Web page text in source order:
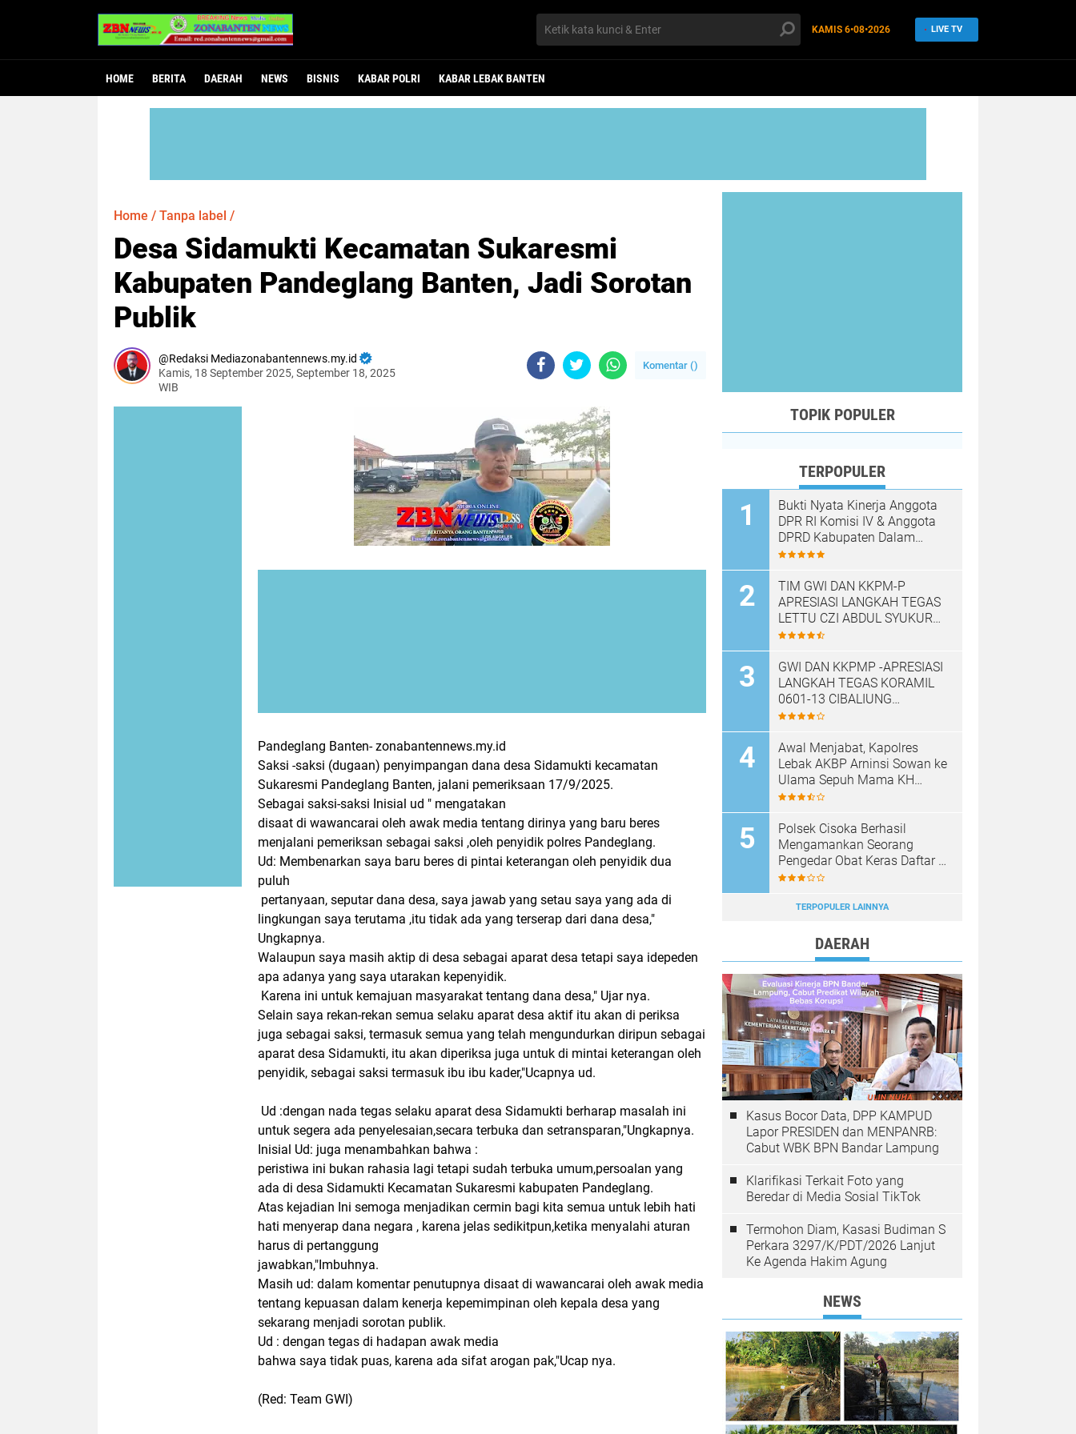
KAMIS 6•08•2026 LIVE TV
HOME BERITA DAERAH NEWS BISNIS KABAR POLRI KABAR LEBAK BANTEN
Home / Tanpa label /
Desa Sidamukti Kecamatan Sukaresmi
Kabupaten Pandeglang Banten, Jadi Sorotan
Publik
Redaksi Mediazonabantennews.my.id
Kamis, 18 September 2025, September 18, 2025
WIB
Komentar ()
Pandeglang Banten- zonabantennews.my.id
Saksi -saksi (dugaan) penyimpangan dana desa Sidamukti kecamatan
Sukaresmi Pandeglang Banten, jalani pemeriksaan 17/9/2025.
Sebagai saksi-saksi Inisial ud " mengatakan
disaat di wawancarai oleh awak media tentang dirinya yang baru beres
menjalani pemeriksan sebagai saksi ,oleh penyidik polres Pandeglang.
Ud: Membenarkan saya baru beres di pintai keterangan oleh penyidik dua
puluh
pertanyaan, seputar dana desa, saya jawab yang setau saya yang ada di
lingkungan saya terutama ,itu tidak ada yang terserap dari dana desa,"
Ungkapnya.
Walaupun saya masih aktip di desa sebagai aparat desa tetapi saya idepeden
apa adanya yang saya utarakan kepenyidik.
Karena ini untuk kemajuan masyarakat tentang dana desa," Ujar nya.
Selain saya rekan-rekan semua selaku aparat desa aktif itu akan di periksa
juga sebagai saksi, termasuk semua yang telah mengundurkan diripun sebagai
aparat desa Sidamukti, itu akan diperiksa juga untuk di mintai keterangan oleh
penyidik, sebagai saksi termasuk ibu ibu kader,"Ucapnya ud.
Ud :dengan nada tegas selaku aparat desa Sidamukti berharap masalah ini
untuk segera ada penyelesaian,secara terbuka dan setransparan,"Ungkapnya.
Inisial Ud: juga menambahkan bahwa :
peristiwa ini bukan rahasia lagi tetapi sudah terbuka umum,persoalan yang
ada di desa Sidamukti Kecamatan Sukaresmi kabupaten Pandeglang.
Atas kejadian Ini semoga menjadikan cermin bagi kita semua untuk lebih hati
hati menyerap dana negara , karena jelas sedikitpun,ketika menyalahi aturan
harus di pertanggung
jawabkan,"Imbuhnya.
Masih ud: dalam komentar penutupnya disaat di wawancarai oleh awak media
tentang kepuasan dalam kenerja kepemimpinan oleh kepala desa yang
sekarang menjadi sorotan publik.
Ud : dengan tegas di hadapan awak media
bahwa saya tidak puas, karena ada sifat arogan pak,"Ucap nya.
(Red: Team GWI)
TOPIK POPULER
TERPOPULER
Bukti Nyata Kinerja Anggota
DPR RI Komisi IV & Anggota
DPRD Kabupaten Dalam
Mewujudkan Harapan
TIM GWI DAN KKPM-P
APRESIASI LANGKAH TEGAS
LETTU CZI ABDUL SYUKUR
DAN KORAMIL 0601-
KENDARAAN KOPDES MERAH
PUTIH
GWI DAN KKPMP -APRESIASI
LANGKAH TEGAS KORAMIL
0601-13 CIBALIUNG
AMANKAN KENDARAAN
Awal Menjabat, Kapolres
Lebak AKBP Arninsi Sowan ke
Ulama Sepuh Mama KH
Hasan Basri
Polsek Cisoka Berhasil
Mengamankan Seorang
Pengedar Obat Keras Daftar G
di Cikasungka, Pelaku
Tangerang
TERPOPULER LAINNYA
DAERAH
Kasus Bocor Data, DPP KAMPUD
Lapor PRESIDEN dan MENPANRB:
Cabut WBK BPN Bandar Lampung
Klarifikasi Terkait Foto yang
Beredar di Media Sosial TikTok
Termohon Diam, Kasasi Budiman S
Perkara 3297/K/PDT/2026 Lanjut
Ke Agenda Hakim Agung
NEWS